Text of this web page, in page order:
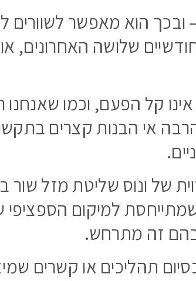
ובכך הוא מאפשר לשוורים
שלושה האחרונים,
קל הפעם, וכמו שאנחנו
אי הבנות קצרים
של ונוס שליטת מזל שור
למיקום הספציפי
זה מתרחש.
תהליכים או קשרים